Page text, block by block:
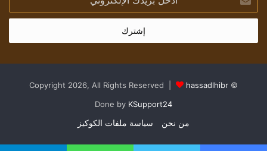
بريدك
الإلكتروني
© Copyright 2026, All Rights Reserved |
hassadlhibr
Done by KSupport24
من نحن سياسة ملفات الكوكيز